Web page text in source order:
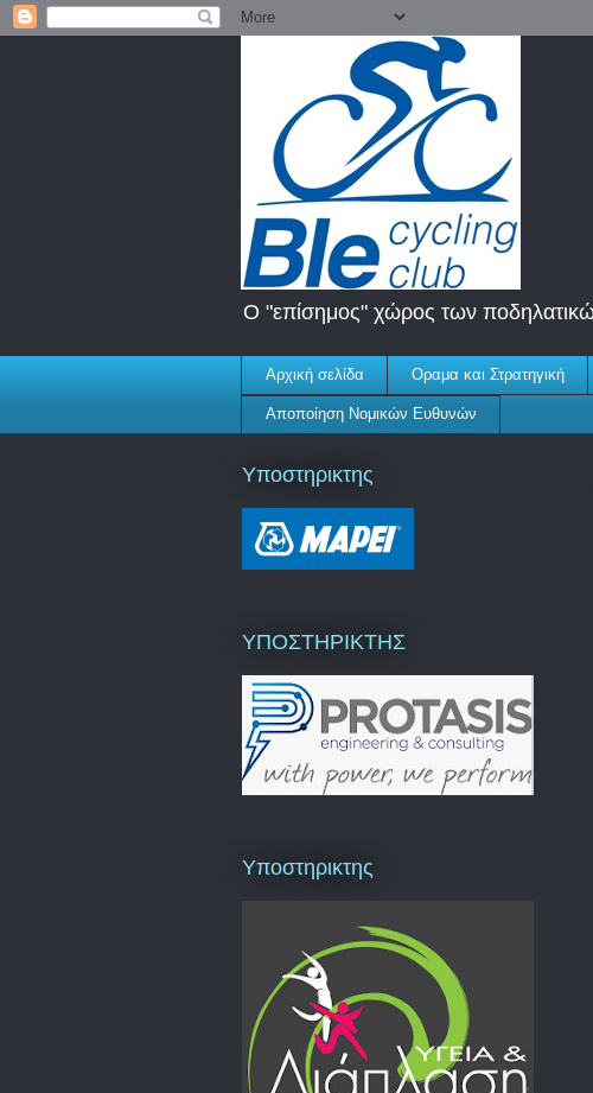
Ο "επίσημος" χώρος των
Αρχική σελίδα Οραμα και Στρατηγική
Αποποίηση Νομικών Ευθυνών
Υποστηρικτης
ΥΠΟΣΤΗΡΙΚΤΗΣ
Υποστηρικτης